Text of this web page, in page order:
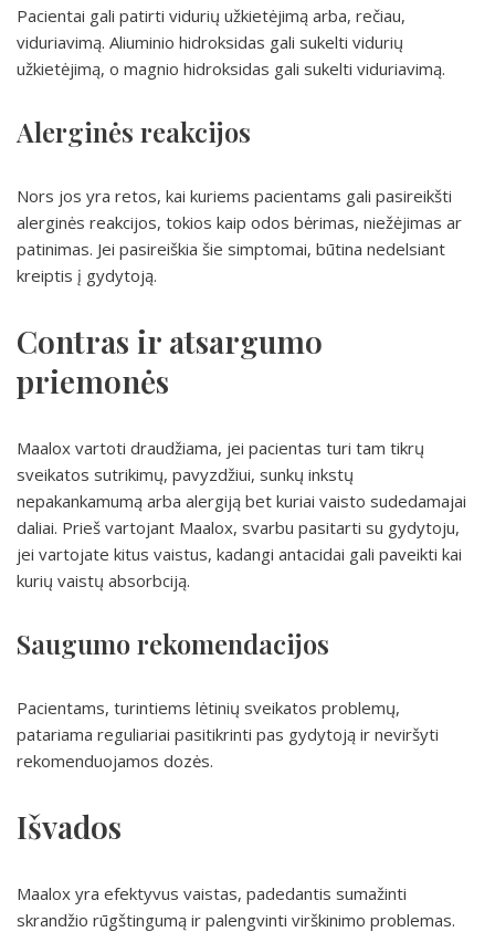
Pacientai gali patirti vidurių užkietėjimą arba, rečiau,
viduriavimą. Aliuminio hidroksidas gali sukelti vidurių
užkietėjimą, o magnio hidroksidas gali sukelti viduriavimą.
Alerginės reakcijos
Nors jos yra retos, kai kuriems pacientams gali pasireikšti
alerginės reakcijos, tokios kaip odos bėrimas, niežėjimas ar
patinimas. Jei pasireiškia šie simptomai, būtina nedelsiant
kreiptis į gydytoją.
Contras ir atsargumo
priemonės
Maalox vartoti draudžiama, jei pacientas turi tam tikrų
sveikatos sutrikimų, pavyzdžiui, sunkų inkstų
nepakankamumą arba alergiją bet kuriai vaisto sudedamajai
daliai. Prieš vartojant Maalox, svarbu pasitarti su gydytoju,
jei vartojate kitus vaistus, kadangi antacidai gali paveikti kai
kurių vaistų absorbciją.
Saugumo rekomendacijos
Pacientams, turintiems lėtinių sveikatos problemų,
patariama reguliariai pasitikrinti pas gydytoją ir neviršyti
rekomenduojamos dozės.
Išvados
Maalox yra efektyvus vaistas, padedantis sumažinti
skrandžio rūgštingumą ir palengvinti virškinimo problemas.